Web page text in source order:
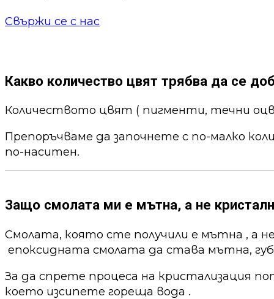
Свържи се с нас
Какво количество цвят трябва да се
Количеството цвят ( пигменти, течни
Препоръчваме да започнете с по-малко
по-наситен.
Защо смолата ми е мътна, а не
Смолата, която сте получили е мътна , а
епоксидната смолата да става мътна,
За да спрете процеса на кристализация
което изсипете гореща вода .